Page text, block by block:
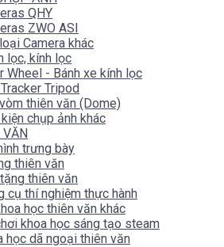
QHY
ZWO ASI
Camera khác
lọc, kính lọc
Wheel - Bánh xe kính lọc
Tripod
thiên văn (Dome)
chụp ảnh khác
VĂN
trưng bày
thiên văn
thiên văn
cụ thí nghiệm thực hành
học thiên văn khác
khoa học sáng tạo steam
học dã ngoại thiên văn